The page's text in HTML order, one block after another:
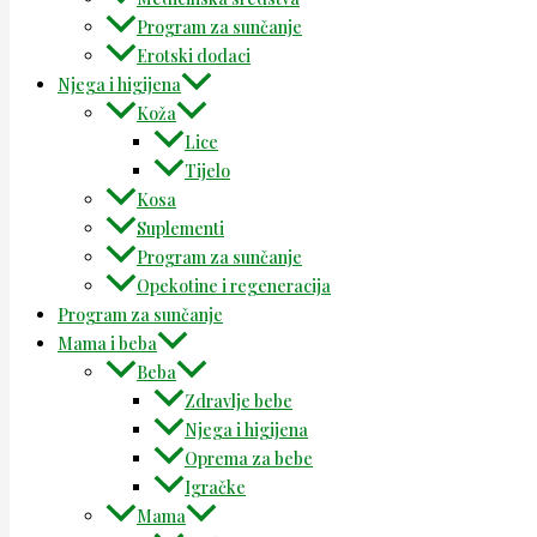
Program za sunčanje
Erotski dodaci
Njega i higijena
Koža
Lice
Tijelo
Kosa
Suplementi
Program za sunčanje
Opekotine i regeneracija
Program za sunčanje
Mama i beba
Beba
Zdravlje bebe
Njega i higijena
Oprema za bebe
Igračke
Mama